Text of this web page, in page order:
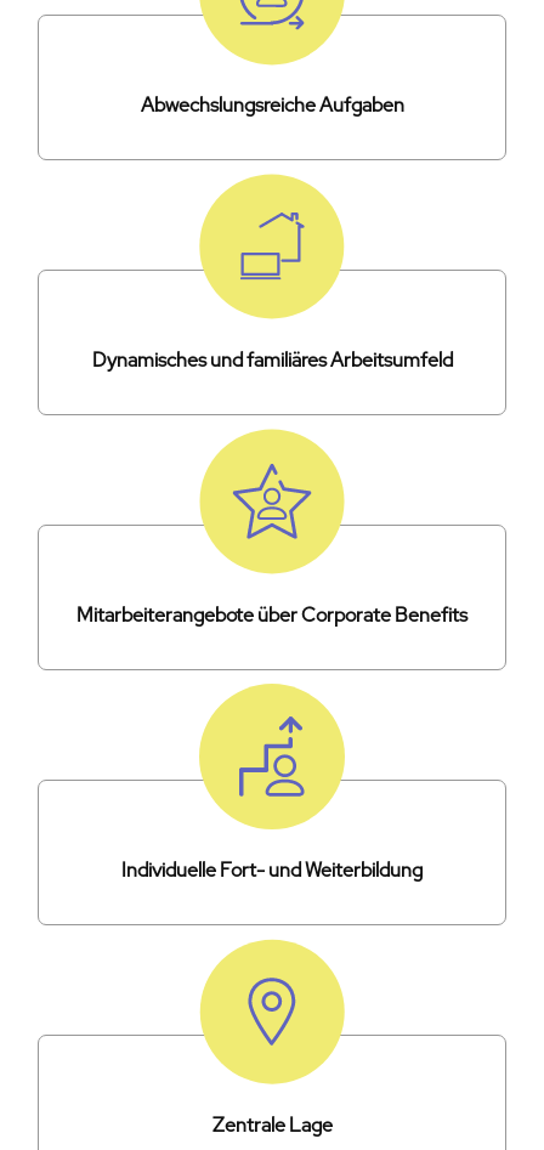
Abwechslungsreiche Aufgaben
Dynamisches und familiäres Arbeitsumfeld
Mitarbeiterangebote über Corporate Benefits
Individuelle Fort- und Weiterbildung
Zentrale Lage